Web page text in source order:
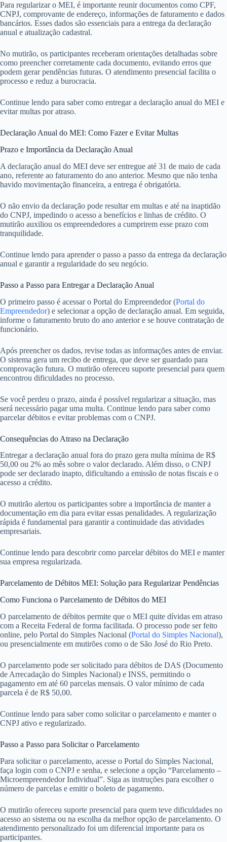
Para regularizar o MEI, é importante reunir documentos como CPF,
CNPJ, comprovante de endereço, informações de faturamento e dados
bancários. Esses dados são essenciais para a entrega da declaração
anual e atualização cadastral.
No mutirão, os participantes receberam orientações detalhadas sobre
como preencher corretamente cada documento, evitando erros que
podem gerar pendências futuras. O atendimento presencial facilita o
processo e reduz a burocracia.
Continue lendo para saber como entregar a declaração anual do MEI e
evitar multas por atraso.
Declaração Anual do MEI: Como Fazer e Evitar Multas
Prazo e Importância da Declaração Anual
A declaração anual do MEI deve ser entregue até 31 de maio de cada
ano, referente ao faturamento do ano anterior. Mesmo que não tenha
havido movimentação financeira, a entrega é obrigatória.
O não envio da declaração pode resultar em multas e até na inaptidão
do CNPJ, impedindo o acesso a benefícios e linhas de crédito. O
mutirão auxiliou os empreendedores a cumprirem esse prazo com
tranquilidade.
Continue lendo para aprender o passo a passo da entrega da declaração
anual e garantir a regularidade do seu negócio.
Passo a Passo para Entregar a Declaração Anual
O primeiro passo é acessar o Portal do Empreendedor (Portal do
Empreendedor) e selecionar a opção de declaração anual. Em seguida,
informe o faturamento bruto do ano anterior e se houve contratação de
funcionário.
Após preencher os dados, revise todas as informações antes de enviar.
O sistema gera um recibo de entrega, que deve ser guardado para
comprovação futura. O mutirão ofereceu suporte presencial para quem
encontrou dificuldades no processo.
Se você perdeu o prazo, ainda é possível regularizar a situação, mas
será necessário pagar uma multa. Continue lendo para saber como
parcelar débitos e evitar problemas com o CNPJ.
Consequências do Atraso na Declaração
Entregar a declaração anual fora do prazo gera multa mínima de R$
50,00 ou 2% ao mês sobre o valor declarado. Além disso, o CNPJ
pode ser declarado inapto, dificultando a emissão de notas fiscais e o
acesso a crédito.
O mutirão alertou os participantes sobre a importância de manter a
documentação em dia para evitar essas penalidades. A regularização
rápida é fundamental para garantir a continuidade das atividades
empresariais.
Continue lendo para descobrir como parcelar débitos do MEI e manter
sua empresa regularizada.
Parcelamento de Débitos MEI: Solução para Regularizar Pendências
Como Funciona o Parcelamento de Débitos do MEI
O parcelamento de débitos permite que o MEI quite dívidas em atraso
com a Receita Federal de forma facilitada. O processo pode ser feito
online, pelo Portal do Simples Nacional (Portal do Simples Nacional),
ou presencialmente em mutirões como o de São José do Rio Preto.
O parcelamento pode ser solicitado para débitos de DAS (Documento
de Arrecadação do Simples Nacional) e INSS, permitindo o
pagamento em até 60 parcelas mensais. O valor mínimo de cada
parcela é de R$ 50,00.
Continue lendo para saber como solicitar o parcelamento e manter o
CNPJ ativo e regularizado.
Passo a Passo para Solicitar o Parcelamento
Para solicitar o parcelamento, acesse o Portal do Simples Nacional,
faça login com o CNPJ e senha, e selecione a opção “Parcelamento –
Microempreendedor Individual”. Siga as instruções para escolher o
número de parcelas e emitir o boleto de pagamento.
O mutirão ofereceu suporte presencial para quem teve dificuldades no
acesso ao sistema ou na escolha da melhor opção de parcelamento. O
atendimento personalizado foi um diferencial importante para os
participantes.